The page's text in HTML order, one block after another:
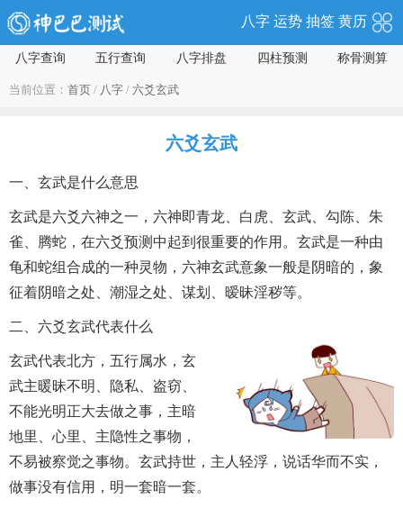
八字 运势 抽签 黄历
八字查询 五行查询 八字排盘 四柱预测 称骨测算
当前位置： 首页 / 八字 / 六爻玄武
六爻玄武
一、玄武是什么意思
玄武是六爻六神之一，六神即青龙、白虎、玄武、勾陈、朱
雀、腾蛇，在六爻预测中起到很重要的作用。玄武是一种由
龟和蛇组合成的一种灵物，六神玄武意象一般是阴暗的，象
征着阴暗之处、潮湿之处、谋划、暧昧淫秽等。
二、六爻玄武代表什么
玄武代表北方，五行属水，玄
武主暖昧不明、隐私、盗窃、
不能光明正大去做之事，主暗
地里、心里、主隐性之事物，
不易被察觉之事物。玄武持世，主人轻浮，说话华而不实，
做事没有信用，明一套暗一套。